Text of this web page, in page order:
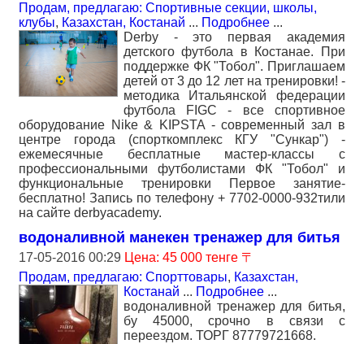
Продам, предлагаю: Спортивные секции, школы,
клубы, Казахстан, Костанай ... Подробнее ...
Derby - это первая академия
детского футбола в Костанае. При
поддержке ФК "Тобол". Приглашаем
детей от 3 до 12 лет на тренировки! -
методика Итальянской федерации
футбола FIGC - все спортивное
оборудование Nike & KIPSTA - современный зал в
центре города (спорткомплекс КГУ "Сункар") -
ежемесячные бесплатные мастер-классы с
профессиональными футболистами ФК "Тобол" и
функциональные тренировки Первое занятие-
бесплатно! Запись по телефону + 7702-0000-932тили
на сайте derbyacademy.
водоналивной манекен тренажер для битья
17-05-2016 00:29 Цена: 45 000 тенге 〒
Продам, предлагаю: Спорттовары, Казахстан,
Костанай ... Подробнее ...
водоналивной тренажер для битья,
бу 45000, срочно в связи с
переездом. ТОРГ 87779721668.